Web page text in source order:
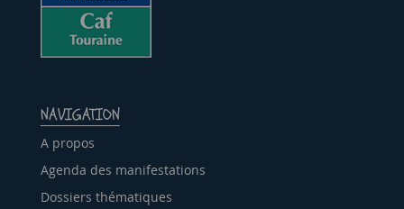
NAVIGATION
A propos
Agenda des manifestations
Dossiers thématiques